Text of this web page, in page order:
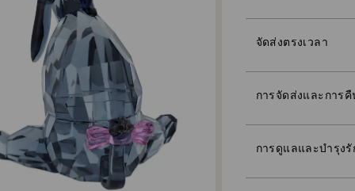
จัดส่งตรงเวลา
7.08.2026 เวลา
*หากคุณอยู่ในพื้นที่น
การจัดส่งและการ
กรุงเทพฯ: 2-3 วันท
คำสั่งซื้อที่ทำในวันจั
รับการดำเนินการ
ค่าจัดส่งแบบด่วน:
พื้นที่นอกเขตเมือง:
การดูแลและบำรุงรั
ทำให้ของขวัญของ